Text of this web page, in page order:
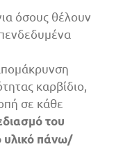
όσους θέλουν
καρβίδιο,
σε κάθε
του
υλικό πάνω/